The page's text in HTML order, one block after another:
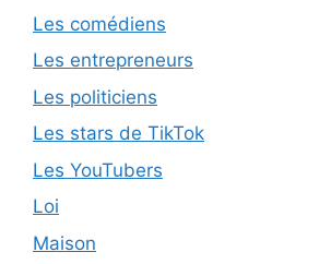
Les comédiens
Les entrepreneurs
Les politiciens
Les stars de TikTok
Les YouTubers
Loi
Maison